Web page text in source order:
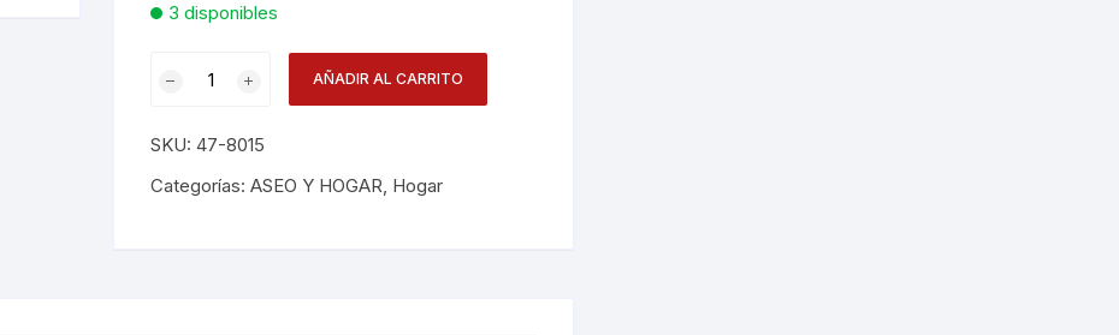
RAK
3 disponibles
Ventilada
Niv
Negra
AÑADIR AL CARRITO
SKU:47-8015
Categorías:ASEO Y HOGAR, Hogar